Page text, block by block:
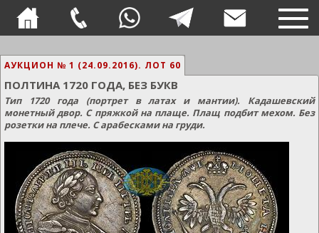
АУКЦИОН № 1 (24.09.2016). ЛОТ 60
ПОЛТИНА 1720 ГОДА, БЕЗ БУКВ
Тип 1720 года (портрет в латах и мантии). Кадашевский
монетный двор. С пряжкой на плаще. Плащ подбит мехом. Без
розетки на плече. С арабесками на груди.